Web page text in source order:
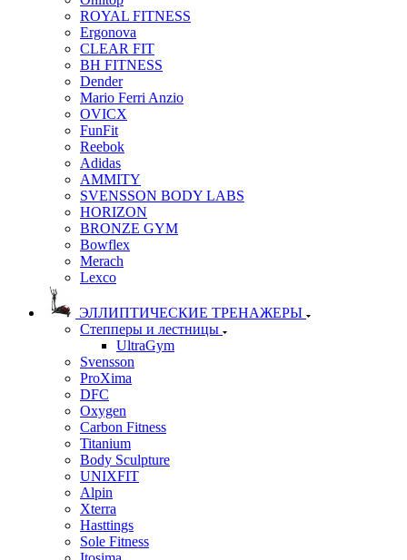
ROYAL FITNESS
Ergonova
CLEAR FIT
BH FITNESS
Dender
Mario Ferri Anzio
OVICX
FunFit
Reebok
Adidas
AMMITY
SVENSSON BODY LABS
HORIZON
BRONZE GYM
Bowflex
Merach
Lexco
ЭЛЛИПТИЧЕСКИЕ ТРЕНАЖЕРЫ
Степперы и лестницы
UltraGym
Svensson
ProXima
DFC
Oxygen
Carbon Fitness
Titanium
Body Sculpture
UNIXFIT
Alpin
Xterra
Hasttings
Sole Fitness